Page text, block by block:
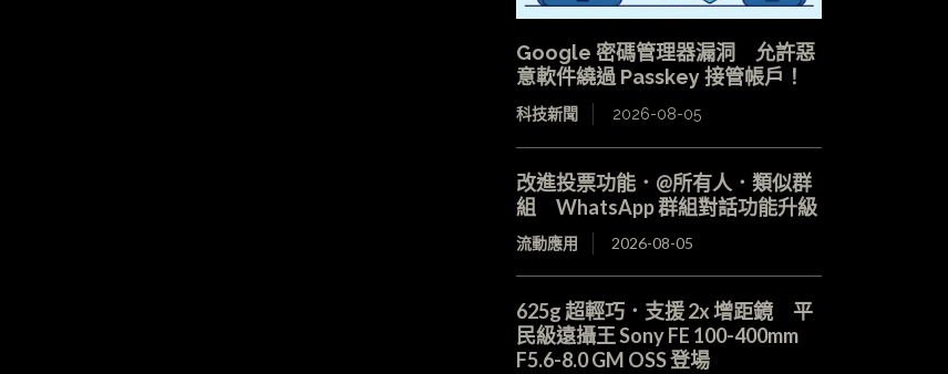
Google 密碼管理器漏洞 允許惡
意軟件繞過 Passkey 接管帳戶！
科技新聞 2026-08-05
改進投票功能．@所有人．類似群
組 WhatsApp 群組對話功能升級
流動應用 2026-08-05
625g 超輕巧．支援 2x 增距鏡 平
民級遠攝王 Sony FE 100-400mm
F5.6-8.0 GM OSS 登場